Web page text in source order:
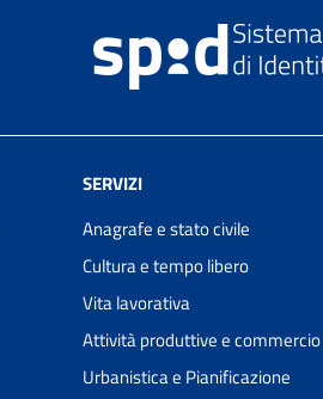
SERVIZI
Anagrafe e stato civile
Cultura e tempo libero
Vita lavorativa
Attività produttive e commercio
Urbanistica e Pianificazione